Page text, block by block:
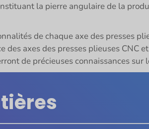
la pierre angulaire de la
de chaque axe des presses
des axes des presses plieuses
de précieuses connaissances